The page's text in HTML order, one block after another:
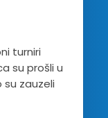
turniri
su prošli u
zauzeli